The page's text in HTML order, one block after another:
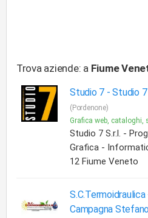
Trova aziende: a Fiume
Studio 7 -Studio 7
(Pordenone)
Grafica web,
Studio 7 S.r.l. -
Grafica -
12 Fiume Veneto
S.C.Termoidraulica
Campagna Stefano